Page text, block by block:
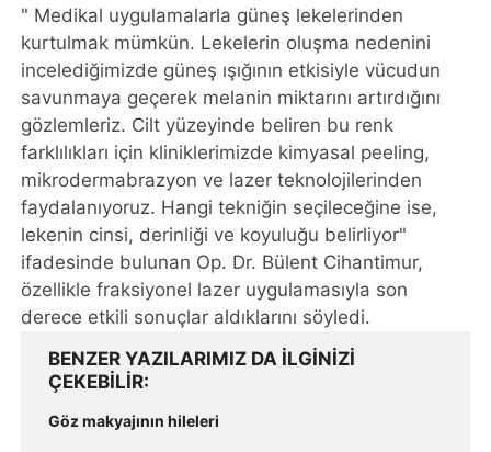
" Medikal uygulamalarla güneş lekelerinden
kurtulmak mümkün. Lekelerin oluşma nedenini
incelediğimizde güneş ışığının etkisiyle vücudun
savunmaya geçerek melanin miktarını artırdığını
gözlemleriz. Cilt yüzeyinde beliren bu renk
farklılıkları için kliniklerimizde kimyasal peeling,
mikrodermabrazyon ve lazer teknolojilerinden
faydalanıyoruz. Hangi tekniğin seçileceğine ise,
lekenin cinsi, derinliği ve koyuluğu belirliyor"
ifadesinde bulunan Op. Dr. Bülent Cihantimur,
özellikle fraksiyonel lazer uygulamasıyla son
derece etkili sonuçlar aldıklarını söyledi.
BENZER YAZILARIMIZ DA ILGINIZI
ÇEKEBILIR
Göz makyajının hileleri